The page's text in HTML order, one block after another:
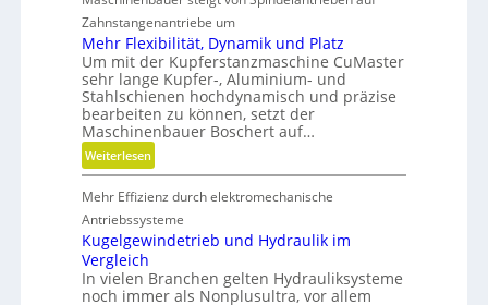
o
n
e
n
Zahnstangenantriebe um
Mehr Flexibilität, Dynamik und Platz
Um mit der Kupferstanzmaschine CuMaster
sehr lange Kupfer-, Aluminium- und
Stahlschienen hochdynamisch und präzise
bearbeiten zu können, setzt der
Maschinenbauer Boschert auf…
Weiterlesen:
M
e
h
r
l
e
Mehr Effizienz durch elektromechanische
Antriebssysteme
Kugelgewindetrieb und Hydraulik im
Vergleich
In vielen Branchen gelten Hydrauliksysteme
noch immer als Nonplusultra, vor allem